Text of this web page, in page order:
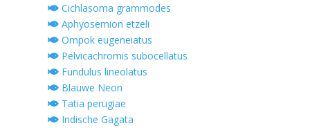
Cichlasoma grammodes
Aphyosemion etzeli
Ompok eugeneiatus
Pelvicachromis subocellatus
Fundulus lineolatus
Blauwe Neon
Tatia perugiae
Indische Gagata